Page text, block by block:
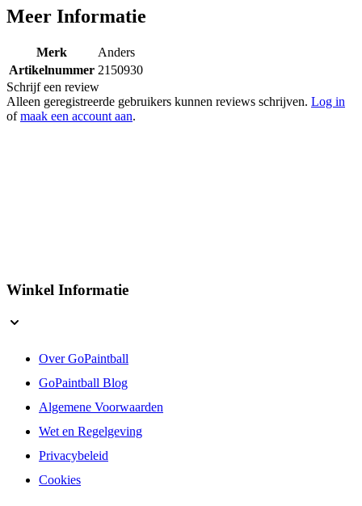
Meer Informatie
Merk
Anders
Artikelnummer 2150930
Schrijf een review
Alleen geregistreerde gebruikers kunnen reviews schrijven. Log in
ofmaak een account aan.
Winkel Informatie
Over GoPaintball
GoPaintball Blog
Algemene Voorwaarden
Wet en Regelgeving
Privacybeleid
Cookies